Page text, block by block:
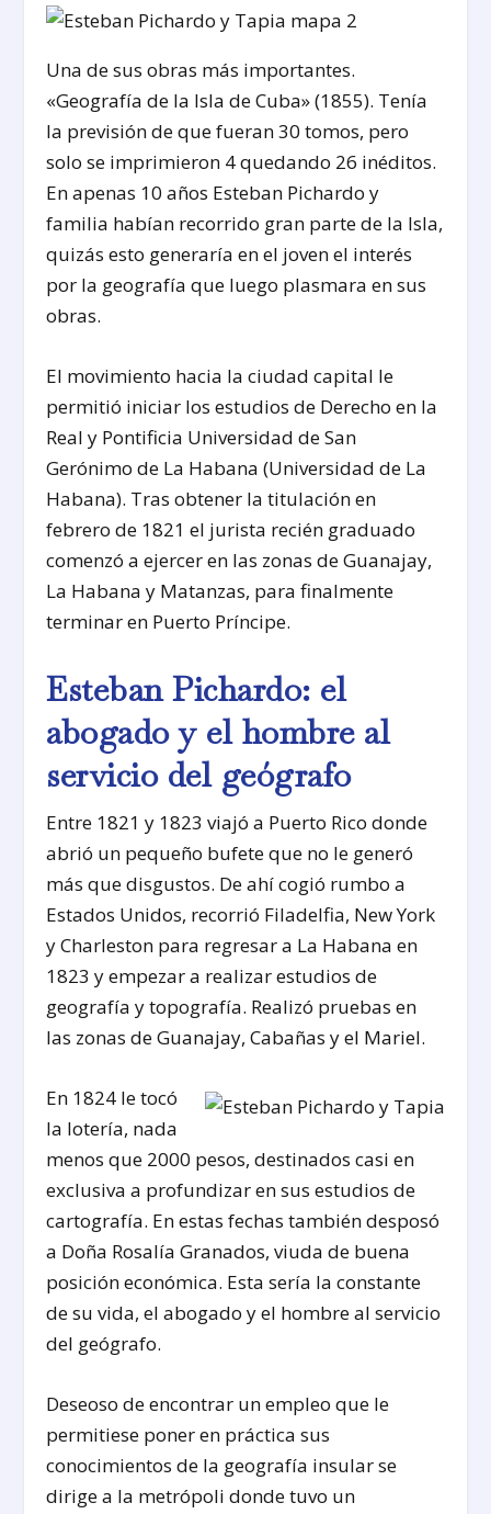
Una de sus obras más importantes.
«Geografía de la Isla de Cuba» (1855). Tenía
la previsión de que fueran 30 tomos, pero
solo se imprimieron 4 quedando 26 inéditos.
En apenas 10 años Esteban Pichardo y
familia habían recorrido gran parte de la Isla,
quizás esto generaría en el joven el interés
por la geografía que luego plasmara en sus
obras.
El movimiento hacia la ciudad capital le
permitió iniciar los estudios de Derecho en la
Real y Pontificia Universidad de San
Gerónimo de La Habana (Universidad de La
Habana). Tras obtener la titulación en
febrero de 1821 el jurista recién graduado
comenzó a ejercer en las zonas de Guanajay,
La Habana y Matanzas, para finalmente
terminar en Puerto Príncipe.
Esteban Pichardo: el
abogado y el hombre al
servicio del geógrafo
Entre 1821 y 1823 viajó a Puerto Rico donde
abrió un pequeño bufete que no le generó
más que disgustos. De ahí cogió rumbo a
Estados Unidos, recorrió Filadelfia, New York
y Charleston para regresar a La Habana en
1823 y empezar a realizar estudios de
geografía y topografía. Realizó pruebas en
las zonas de Guanajay, Cabañas y el Mariel.
En 1824 le tocó
la lotería, nada
menos que 2000 pesos, destinados casi en
exclusiva a profundizar en sus estudios de
cartografía. En estas fechas también desposó
a Doña Rosalía Granados, viuda de buena
posición económica. Esta sería la constante
de su vida, el abogado y el hombre al servicio
del geógrafo.
Deseoso de encontrar un empleo que le
permitiese poner en práctica sus
conocimientos de la geografía insular se
dirige a la metrópoli donde tuvo un